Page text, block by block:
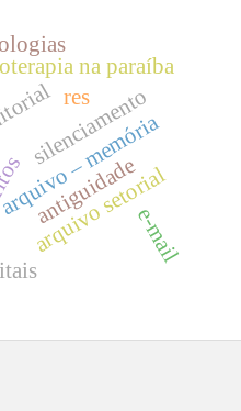
silenciamento
– memória
na paraíba
antiguidade
arquivo setorial
e-mail
res